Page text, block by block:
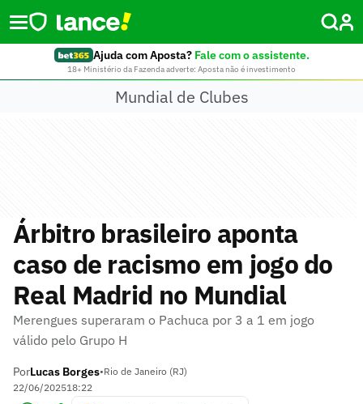
Ajuda com Aposta? Fale com o assistente.
18+ Ministério da Fazenda adverte: Aposta não é investimento
Mundial de Clubes
Árbitro brasileiro aponta
caso de racismo em jogo do
Real Madrid no Mundial
Merengues superaram o Pachuca por 3 a 1 em jogo
válido pelo Grupo H
PorLucas Borges•Rio de Janeiro (RJ)
22/06/202518:22